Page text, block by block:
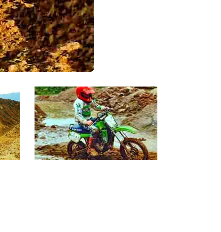
Yamaha Kawasaki
Chris Karrierestart Yamaha 1986-
1988 Kawasaki 1988-1997
Yamaha Kawasaki